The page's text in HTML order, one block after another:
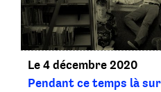
Le 4 décembre 2020
Pendant ce temps là